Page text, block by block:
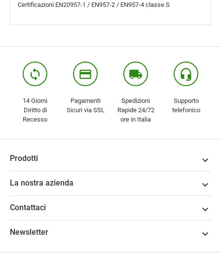
Certificazioni EN20957-1 / EN957-2 / EN957-4 classe S
loop
14 Giorni
Diritto di
Recesso
credit_card
Pagamenti
Sicuri via SSL
local_shipping
Spedizioni
Rapide 24/72
ore in Italia
headset_mic
Supporto
telefonico
Prodotti 
La nostra azienda 
Contattaci 
Newsletter 